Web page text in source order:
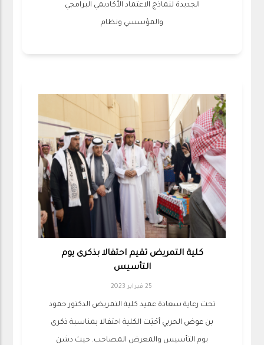
الجديدة لنماذج الاعتماد الأكاديمي البرامجي
والمؤسسي ونظام
كلية التمريض تقيم احتفالا بذكرى يوم
التأسيس
25 فبراير 2023
تحت رعاية سعادة عميد كلية التمريض الدكتور حمود
بن عوض الحربي أحْيَت الكلية احتفالا بمناسبة ذكرى
يوم التأسيس والمعرض المصاحب. حيث دشن